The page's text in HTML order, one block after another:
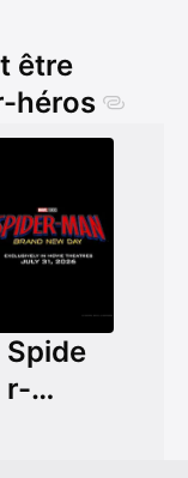
être
héros
Spide
r-